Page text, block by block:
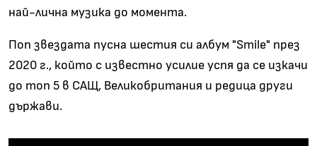
най-лична музика до момента.
Поп звездата пусна шестия си албум "Smile" през
2020 г., който с известно усилие успя да се изкачи
до топ 5 в САЩ, Великобритания и редица други
държави.